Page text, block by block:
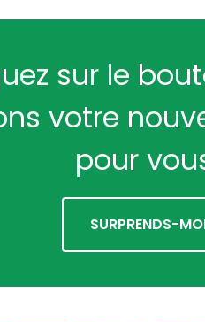
sur le
votre
pour
SURPRENDS-